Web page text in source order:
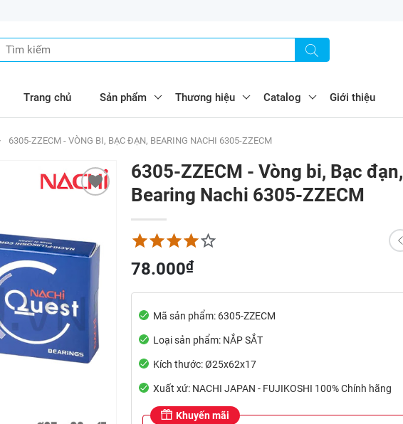
Trang chủ Sản phẩm Thương hiệu Catalog Giới thiệu
6305-ZZECM - VÒNG BI, BẠC ĐẠN, BEARING NACHI 6305-ZZECM
6305-ZZECM - Vòng bi, Bạc đạn,
Bearing Nachi 6305-ZZECM
78.000₫
Mã sản phẩm: 6305-ZZECM
Loại sản phẩm: NẮP SẮT
Kích thước: Ø25x62x17
Xuất xứ: NACHI JAPAN - FUJIKOSHI 100% Chính hãng
Khuyến mãi